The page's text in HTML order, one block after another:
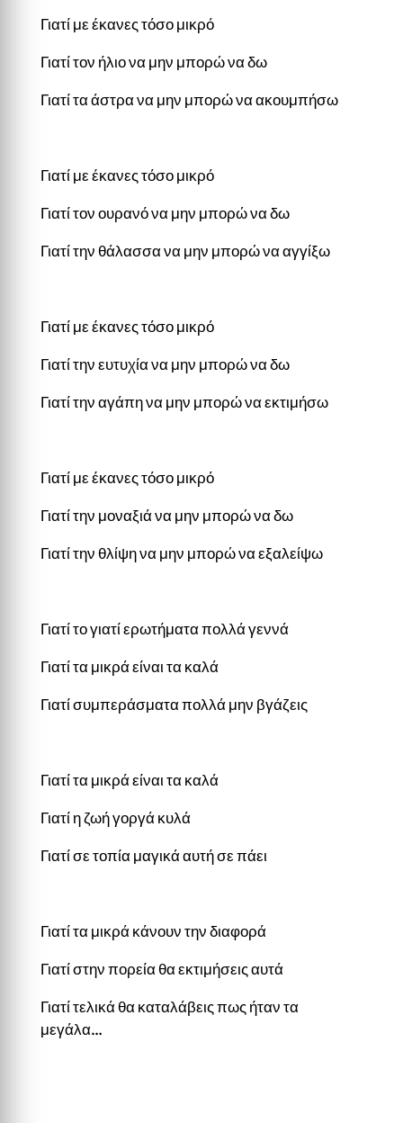
Γιατί με έκανες τόσο μικρό
Γιατί τον ήλιο να μην μπορώ να δω
Γιατί τα άστρα να μην μπορώ να ακουμπήσω
Γιατί με έκανες τόσο μικρό
Γιατί τον ουρανό να μην μπορώ να δω
Γιατί την θάλασσα να μην μπορώ να αγγίξω
Γιατί με έκανες τόσο μικρό
Γιατί την ευτυχία να μην μπορώ να δω
Γιατί την αγάπη να μην μπορώ να εκτιμήσω
Γιατί με έκανες τόσο μικρό
Γιατί την μοναξιά να μην μπορώ να δω
Γιατί την θλίψη να μην μπορώ να εξαλείψω
Γιατί το γιατί ερωτήματα πολλά γεννά
Γιατί τα μικρά είναι τα καλά
Γιατί συμπεράσματα πολλά μην βγάζεις
Γιατί τα μικρά είναι τα καλά
Γιατί η ζωή γοργά κυλά
Γιατί σε τοπία μαγικά αυτή σε πάει
Γιατί τα μικρά κάνουν την διαφορά
Γιατί στην πορεία θα εκτιμήσεις αυτά
Γιατί τελικά θα καταλάβεις πως ήταν τα
μεγάλα…